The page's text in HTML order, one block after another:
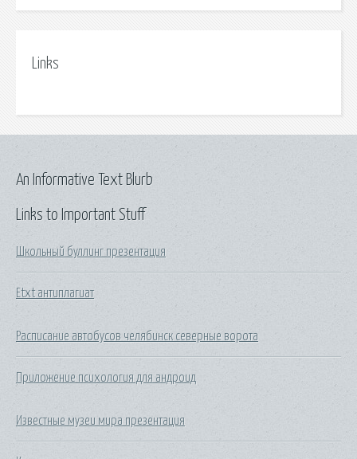
Links
Links to Important Stuff
Школьный буллинг презентация
Etxt антиплагиат
Расписание автобусов челябинск северные ворота
Приложение психология для андроид
Известные музеи мира презентация
An Informative Text Blurb